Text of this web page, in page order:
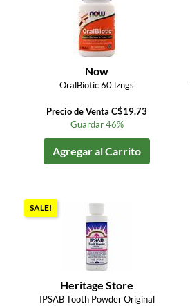
Now
OralBiotic 60 lzngs
Precio de Venta C$19.73
Guardar 46%
Agregar al Carrito
SALE!
Heritage Store
IPSAB Tooth Powder Original